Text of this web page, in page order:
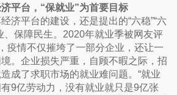
平台，“保就业”为首要目标
济平台的建设，还是提出的“六稳”“六
、保障民生。2020年就业季被网友评
疫情不仅摧垮了一部分企业，还让一
。企业损失严重，自顾不暇之际，招
成了求职市场的就业难问题。“就业
9亿劳动力，没有就业就只是9亿张